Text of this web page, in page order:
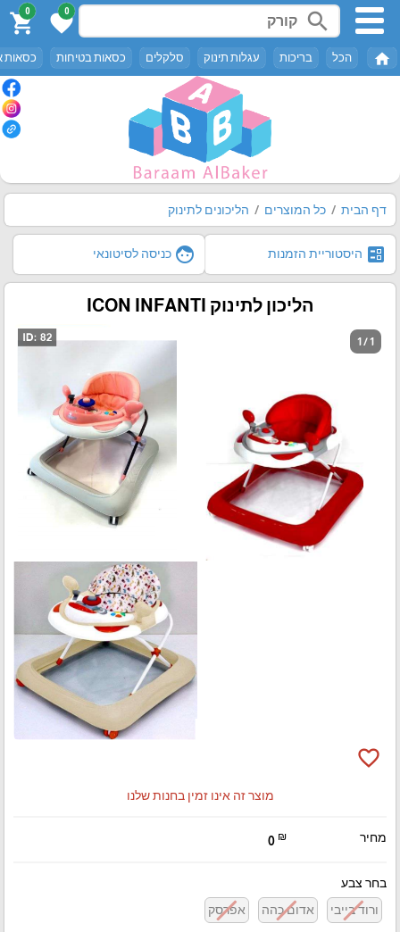
search
0
favorite
0
shopping_cart
home הכל בריכות עגלות תינוק סלקלים כסאות בטיחות כסאות
דף הבית כל המוצרים הליכונים לתינוק
ballot היסטוריית הזמנות face כניסה לסיטונאי
הליכון לתינוק ICON INFANTI
1 / 1
favorite_border
מוצר זה אינו זמין בחנות שלנו
מחיר 0 ₪
בחר צבע
ורוד בייבי
אדום כהה אפרסק